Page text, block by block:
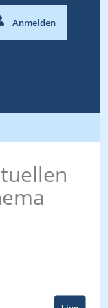
Anmelden